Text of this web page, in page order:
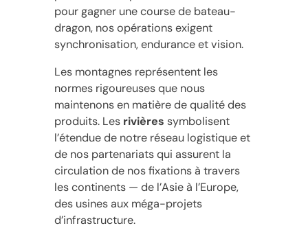
pour gagner une course de bateau-
dragon, nos opérations exigent
synchronisation, endurance et vision.
Les montagnes représentent les
normes rigoureuses que nous
maintenons en matière de qualité des
produits. Les rivières symbolisent
l’étendue de notre réseau logistique et
de nos partenariats qui assurent la
circulation de nos fixations à travers
les continents — de l’Asie à l’Europe,
des usines aux méga-projets
d’infrastructure.